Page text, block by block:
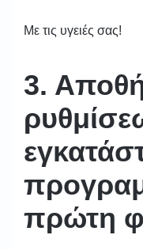
Με τις υγειές σας!
3.
πρώτη